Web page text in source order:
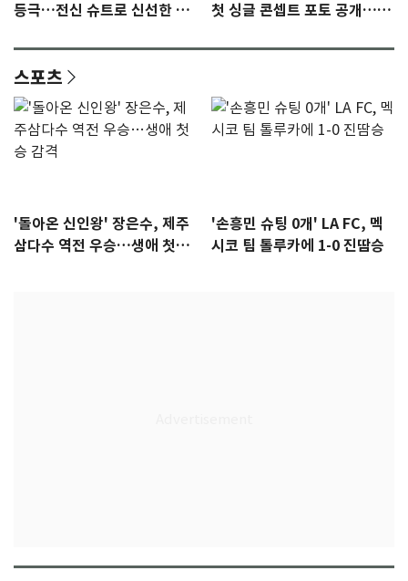
등극…전신 슈트로 신선한 충
첫 싱글 콘셉트 포토 공개…청
스포츠
'돌아온 신인왕' 장은수, 제주
삼다수 역전 우승…생애 첫승
'손흥민 슈팅 0개' LA FC, 멕
시코 팀 톨루카에 1-0 진땀승